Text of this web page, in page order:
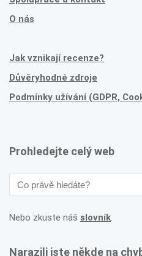
O nás
Jak vznikají recenze?
Důvěryhodné zdroje
Podmínky užívání (GDPR,
Prohledejte celý web
Nebo zkuste náš slovník.
Narazili jste někde na